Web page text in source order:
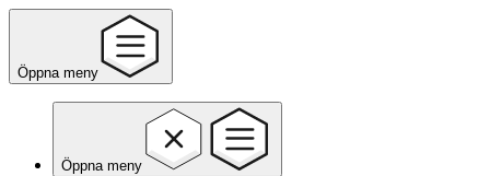
Öppna meny
Öppna meny